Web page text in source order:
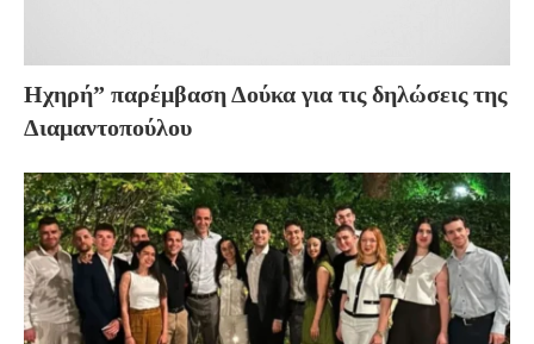
Ηχηρή” παρέμβαση Δούκα για τις δηλώσεις της
Διαμαντοπούλου